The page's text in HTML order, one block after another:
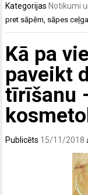
KategorijasNotikumi
pret sāpēm sāpes
Kā pa
paveikt
tīrīšanu
Publicēts 15/11/2018